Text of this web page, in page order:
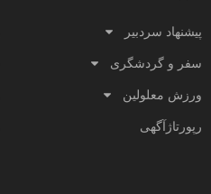
پیشنهاد سردبیر
سفر و گردشگری
ورزش معلولین
رپورتاژآگهی